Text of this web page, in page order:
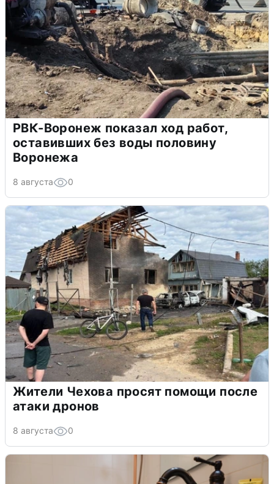
РВК-Воронеж показал ход работ,
оставивших без воды половину
Воронежа
8 августа 0
Жители Чехова просят помощи после
атаки дронов
8 августа 0